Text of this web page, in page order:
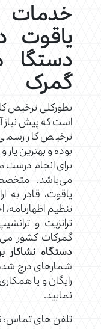
یاقوت
گمرک
بطورکلی ترخیص
است که پیش نیاز
ترخیص کار رسمی
بوده و بهترین یار
برای انجام درست
می‌باشد.
یاقوت، قادر به
تنظیم
ترانزیت و
گمرکات کشور
دستگاه نشاکار
شمار‌های درج
رایگان و یا
نمایید.
تلفن های تماس: 09121995406 – 02128111034